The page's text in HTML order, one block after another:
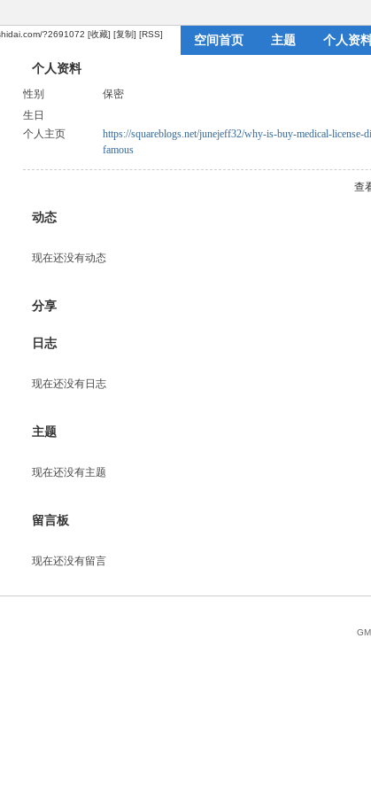
?2691072 [收藏] [复制] [RSS] 空间首页 主题 个人资
个人资料
性别
保密
生日
个人主页
https://squareblogs.net/junejeff32/why-is-buy-medical-license-
famous
查
动态
现在还没有动态
分享
日志
现在还没有日志
主题
现在还没有主题
留言板
现在还没有留言